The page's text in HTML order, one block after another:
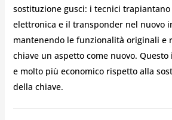
sostituzione gusci: i tecnici trapiantano
elettronica e il transponder nel nuovo
mantenendo le funzionalità originali e
chiave un aspetto come nuovo.
e molto più economico rispetto alla
della chiave.